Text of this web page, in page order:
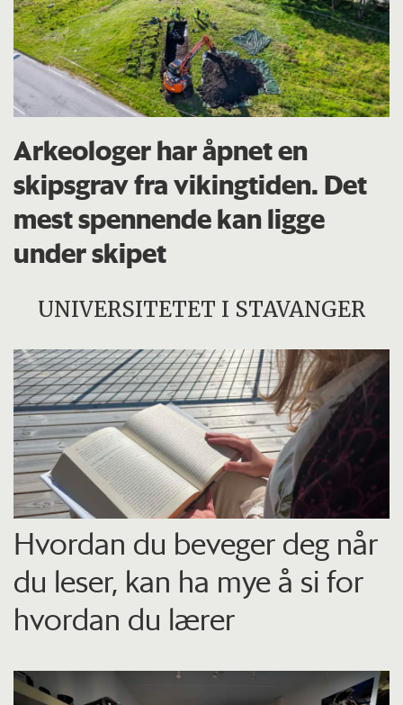
Arkeologer har åpnet en
skipsgrav fra vikingtiden. Det
mest spennende kan ligge
under skipet
UNIVERSITETET I STAVANGER
Hvordan du beveger deg når
du leser, kan ha mye å si for
hvordan du lærer